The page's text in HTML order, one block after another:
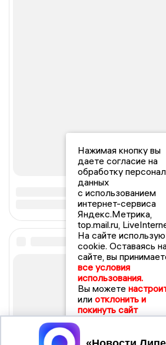
Нажимая кнопку вы
даете согласие на
обработку
данных
с использованием
интернет-сервиса
Яндекс.Метрика,
top.mail.ru,
На сайте
cookie. Оставаясь
сайте, вы
все условия
использования.
Вы можете
или отклонить и
покинуть сайт
Принять